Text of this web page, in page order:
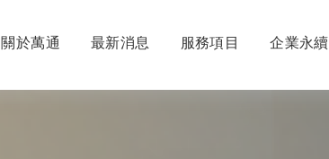
關於萬通 最新消息 服務項目 企業永續